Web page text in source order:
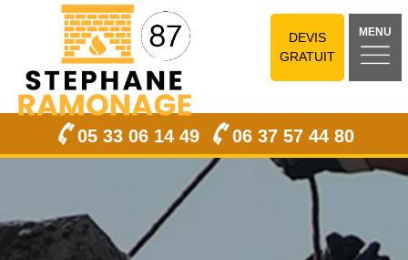
DEVIS
GRATUIT
MENU
05 33 06 14 49 06 37 57 44 80